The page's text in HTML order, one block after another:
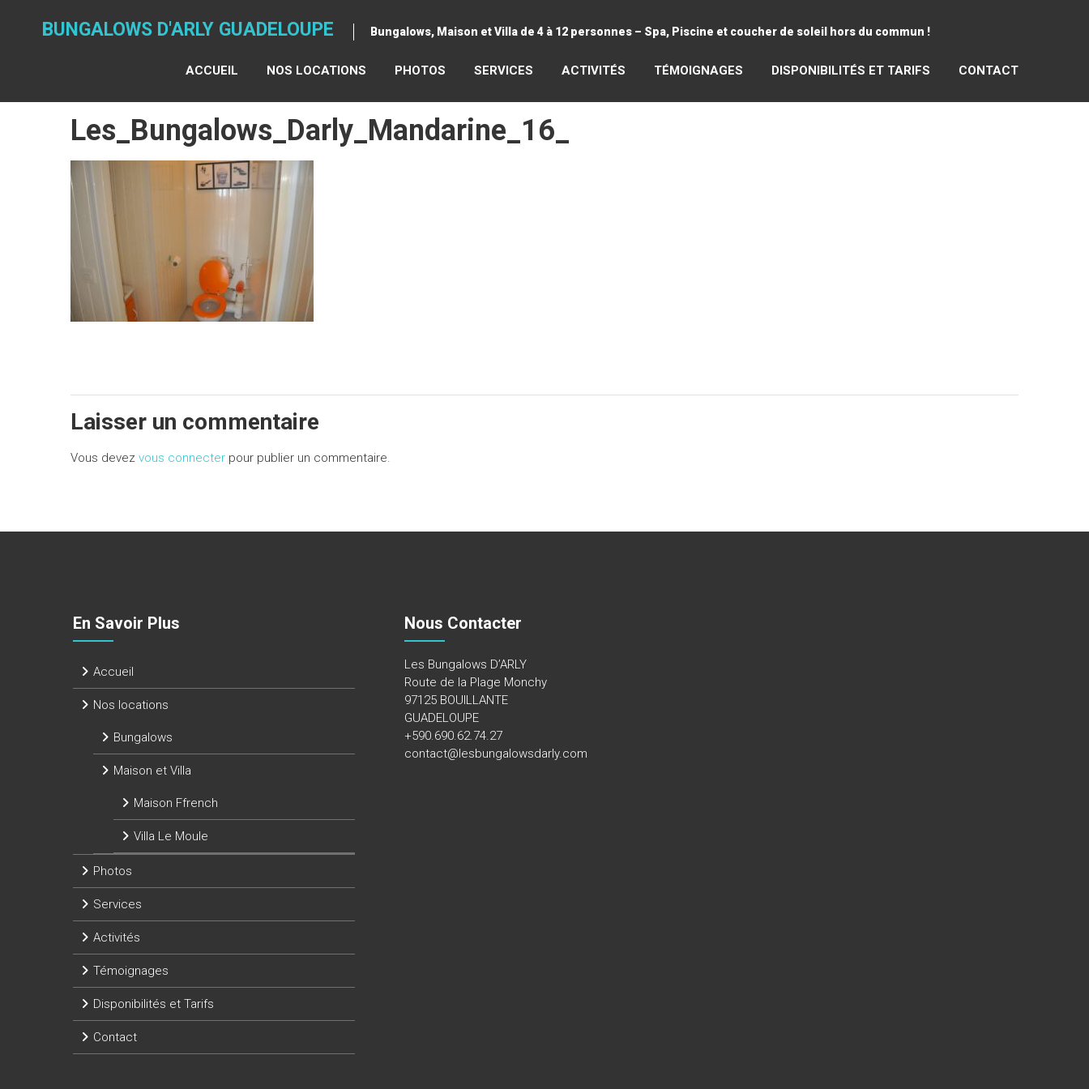
BUNGALOWS D'ARLY GUADELOUPE Bungalows, Maison et Villa de 4 à 12 personnes – Spa, Piscine et coucher de soleil hors du commun !
ACCUEIL NOS LOCATIONS PHOTOS SERVICES ACTIVITÉS TÉMOIGNAGES DISPONIBILITÉS ET TARIFS CONTACT
Les_Bungalows_Darly_Mandarine_16_
Laisser un commentaire
Vous devez vous connecter pour publier un commentaire.
En Savoir Plus
Accueil
Nos locations
Bungalows
Maison et Villa
Maison Ffrench
Villa Le Moule
Photos
Services
Activités
Témoignages
Disponibilités et Tarifs
Contact
Nous Contacter
Les Bungalows D’ARLY
Route de la Plage Monchy
97125 BOUILLANTE
GUADELOUPE
+590.690.62.74.27
contact@lesbungalowsdarly.com